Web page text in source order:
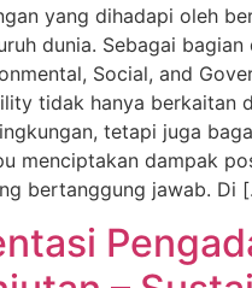
yang dihadapi oleh
dunia. Sebagai bagian
Social, and
tidak hanya berkaitan
tetapi juga
menciptakan dampak
bertanggung jawab. Di